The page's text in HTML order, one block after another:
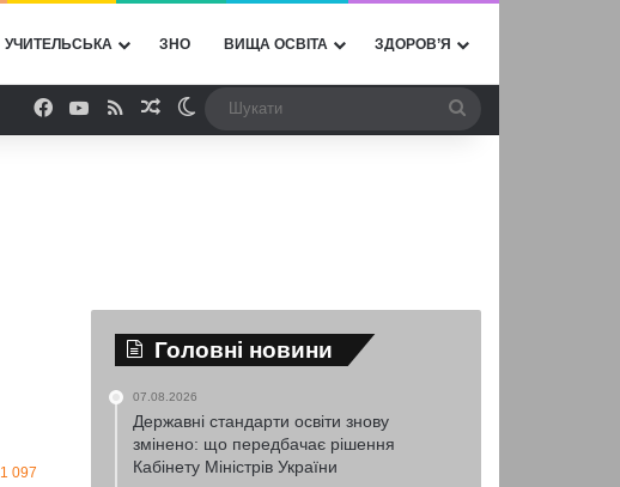
УЧИТЕЛЬСЬКА ЗНО ВИЩА ОСВІТА ЗДОРОВ’Я
Facebook
YouTube
RSSВипадкова стаття
Switch skin
1 097
Головні новини
07.08.2026
Державні стандарти освіти знову
змінено: що передбачає рішення
Кабінету Міністрів України